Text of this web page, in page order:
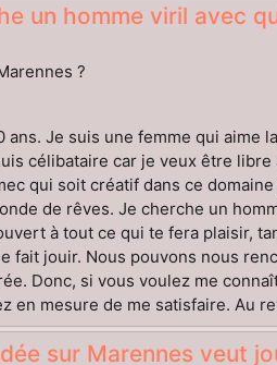
un homme viril avec
?
Je suis une femme qui aime
célibataire car je veux être
qui soit créatif dans ce
de rêves. Je cherche un
à tout ce qui te fera plaisir,
fait jouir. Nous pouvons nous
Donc, si vous voulez me
en mesure de me satisfaire. Au
sur Marennes veut